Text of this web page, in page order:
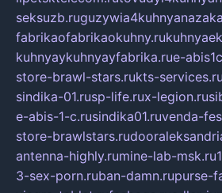
seksuzb.ru
fabrikaofabrikaokuhny.ru
kuhnyaykuhnyayfabrika.rue-
store-brawl-stars.rukts-services.ru
sindika-01.rusp-life.rux-legion.ru
e-abis-1-c.rusindika01.ruvenda-
store-brawlstars.ru
antenna-highly.rumine-lab-msk.ru
3-sex-porn.ruban-damn.rupurse-